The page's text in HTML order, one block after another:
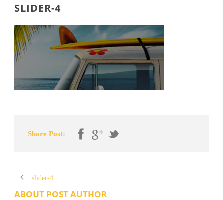
SLIDER-4
Share Post:
slider-4
ABOUT POST AUTHOR